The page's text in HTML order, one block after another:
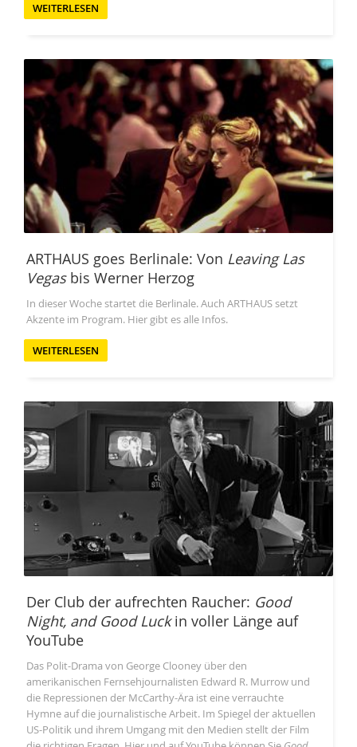
WEITERLESEN
ARTHAUS goes Berlinale: Von Leaving Las
Vegasbis Werner Herzog
In dieser Woche startet die Berlinale. Auch ARTHAUS setzt
Akzente im Program. Hier gibt es alle Infos.
WEITERLESEN
Der Club der aufrechten Raucher: Good
Night, and Good Luckin voller Länge auf
YouTube
Das Polit-Drama von George Clooney über den
amerikanischen Fernsehjournalisten Edward R. Murrow und
die Repressionen der McCarthy-Ära ist eine verrauchte
Hymne auf die journalistische Arbeit. Im Spiegel der aktuellen
US-Politik und ihrem Umgang mit den Medien stellt der Film